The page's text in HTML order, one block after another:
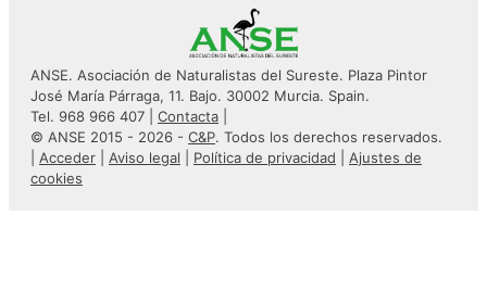
ANSE. Asociación de Naturalistas del Sureste. Plaza Pintor
José María Párraga, 11. Bajo. 30002 Murcia. Spain.
Tel. 968 966 407 | Contacta
© ANSE 2015 - 2026 - C&P. Todos los derechos reservados.
Acceder Aviso legal Política de privacidad
Ajustes de
cookies